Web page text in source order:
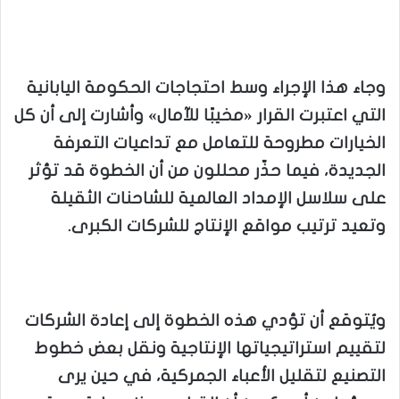
وجاء هذا الإجراء وسط احتجاجات الحكومة اليابانية
التي اعتبرت القرار «مخيبًا للآمال» وأشارت إلى أن كل
الخيارات مطروحة للتعامل مع تداعيات التعرفة
الجديدة، فيما حذّر محللون من أن الخطوة قد تؤثر
على سلاسل الإمداد العالمية للشاحنات الثقيلة
وتعيد ترتيب مواقع الإنتاج للشركات الكبرى.
ويُتوقع أن تؤدي هذه الخطوة إلى إعادة الشركات
لتقييم استراتيجياتها الإنتاجية ونقل بعض خطوط
التصنيع لتقليل الأعباء الجمركية، في حين يرى